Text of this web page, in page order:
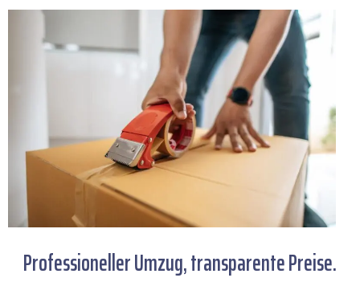
Professioneller Umzug, transparente Preise.